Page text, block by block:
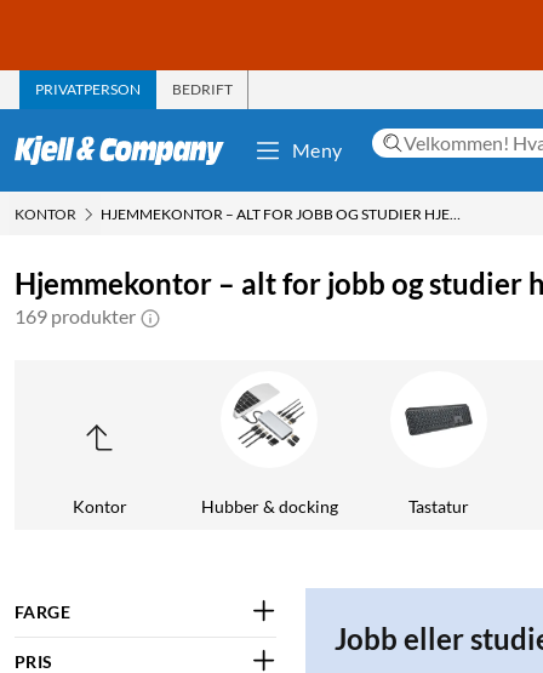
PRIVATPERSON BEDRIFT
Meny
KONTOR HJEMMEKONTOR – ALT FOR JOBB OG STUDIER HJEMME
Hjemmekontor – alt for jobb og studier
169 produkter
Kontor Hubber & docking Tastatur
FARGE
PRIS
Jobb eller